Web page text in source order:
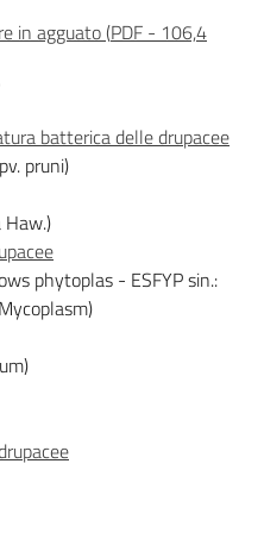
in agguato(PDF - 106,4
batterica delle drupacee
pruni)
phytoplas - ESFYP sin.: